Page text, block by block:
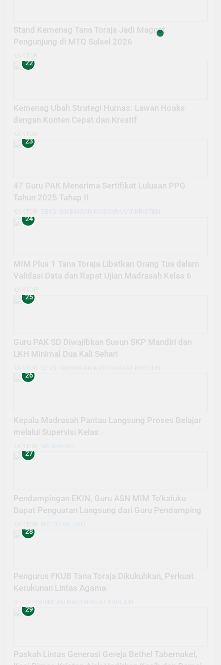
Stand Kemenag Tana Toraja Jadi Magnet
Pengunjung di MTQ Sulsel 2026
KANTOR
22
Kemenag Ubah Strategi Humas: Lawan Hoaks
dengan Konten Cepat dan Kreatif
KANTOR
23
47 Guru PAK Menerima Sertifikat Lulusan PPG
Tahun 2025 Tahap II
KANTOR
24
MIM Plus 1 Tana Toraja Libatkan Orang Tua dalam
Validasi Data dan Rapat Ujian Madrasah Kelas 6
KANTOR
25
Guru PAK SD Diwajibkan Susun SKP Mandiri dan
LKH Minimal Dua Kali Sehari
KANTOR
26
Kepala Madrasah Pantau Langsung Proses Belajar
melalui Supervisi Kelas
KANTOR
27
Pendampingan EKIN, Guru ASN MIM To’kaluku
Dapat Penguatan Langsung dari Guru Pendamping
KANTOR
28
Pengurus FKUB Tana Toraja Dikukuhkan, Perkuat
Kerukunan Lintas Agama
29
Paskah Lintas Generasi Gereja Bethel Tabernakel,